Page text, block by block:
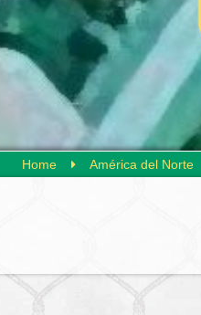
Home América del Norte